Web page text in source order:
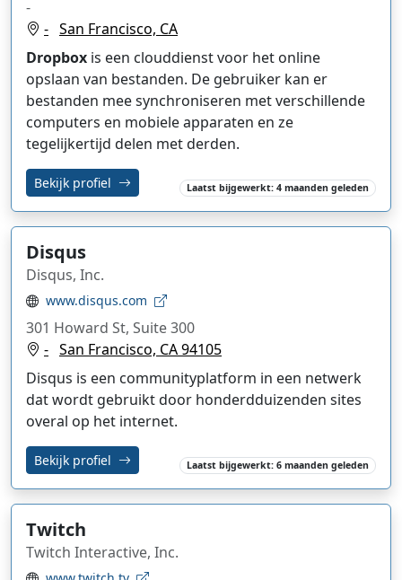
-
- San Francisco, CA
Dropbox is een clouddienst voor het online
opslaan van bestanden. De gebruiker kan er
bestanden mee synchroniseren met verschillende
computers en mobiele apparaten en ze
tegelijkertijd delen met derden.
Bekijk profiel Laatst bijgewerkt: 4 maanden geleden
Disqus
Disqus, Inc.
www.disqus.com
301 Howard St, Suite 300
- San Francisco, CA 94105
Disqus is een communityplatform in een netwerk
dat wordt gebruikt door honderdduizenden sites
overal op het internet.
Bekijk profiel Laatst bijgewerkt: 6 maanden geleden
Twitch
Twitch Interactive, Inc.